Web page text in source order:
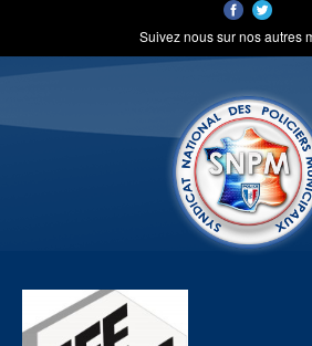
Suivez nous sur nos autres